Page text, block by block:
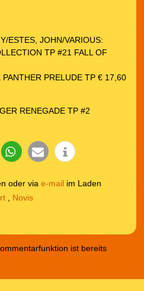
ESTES, JOHN/VARIOUS:
TP #21 FALL OF
PRELUDE TP € 17,60
RENEGADE TP #2
oder via e-mail im Laden
, Novis
ist bereits